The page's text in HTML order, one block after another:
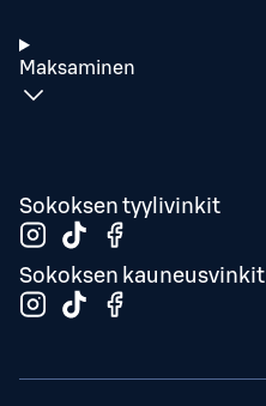
Maksaminen
Sokoksen tyylivinkit
Sokoksen kauneusvinkit